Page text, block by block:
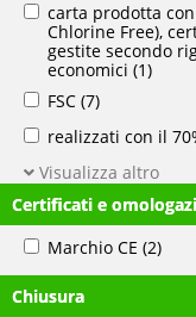
carta prodotta
Chlorine Free),
gestite secondo
economici (1)
FSC (7)
realizzati con il
Visualizza altro
Certificati e
Marchio CE (2)
Chiusura